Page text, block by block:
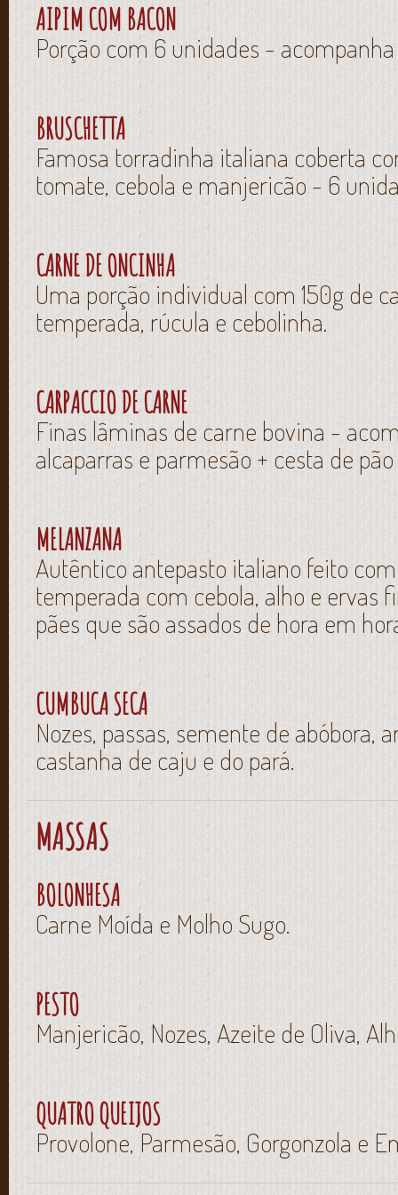
AIPIM COM BACON
Porção com 6 unidades -
BRUSCHETTA
Famosa torradinha italiana coberta
tomate, cebola e manjericão - 6
CARNE DE ONCINHA
Uma porção individual com 150g de
temperada, rúcula e cebolinha.
CARPACCIO DE CARNE
Finas lâminas de carne bovina -
alcaparras e parmesão + cesta de
MELANZANA
Autêntico antepasto italiano feito
temperada com cebola, alho e ervas
pães que são assados de hora em
CUMBUCA SECA
Nozes, passas, semente de abóbora,
castanha de caju e do pará.
MASSAS
BOLONHESA
Carne Moída e Molho Sugo.
PESTO
Manjericão, Nozes, Azeite de Oliva,
QUATRO QUEIJOS
Provolone, Parmesão, Gorgonzola e